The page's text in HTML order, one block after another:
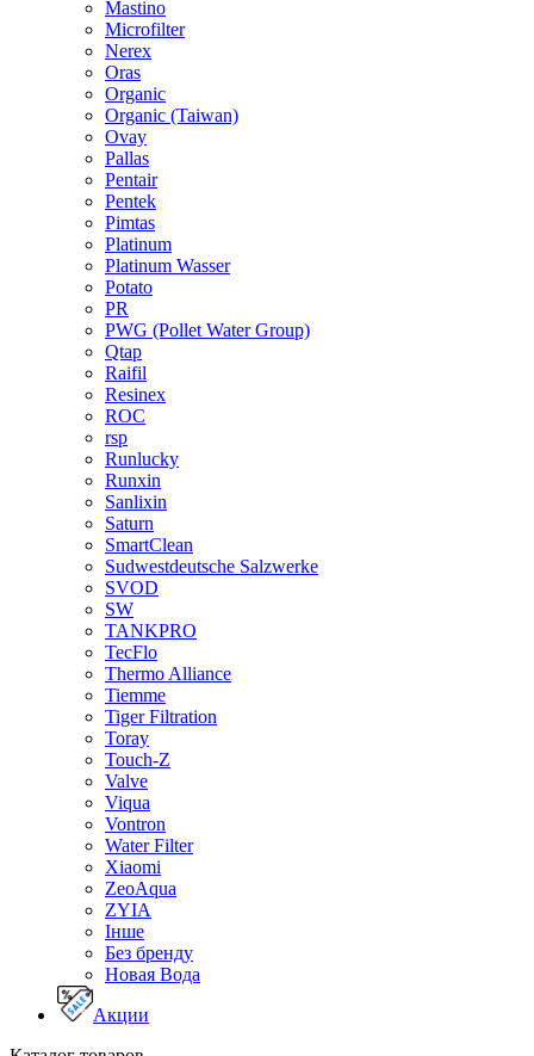
Mastino
Microfilter
Nerex
Oras
Organic
Organic (Taiwan)
Ovay
Pallas
Pentair
Pentek
Pimtas
Platinum
Platinum Wasser
Potato
PR
PWG (Pollet Water Group)
Qtap
Raifil
Resinex
ROC
rsp
Runlucky
Runxin
Sanlixin
Saturn
SmartClean
Sudwestdeutsche Salzwerke
SVOD
SW
TANKPRO
TecFlo
Thermo Alliance
Tiemme
Tiger Filtration
Toray
Touch-Z
Valve
Viqua
Vontron
Water Filter
Xiaomi
ZeoAqua
ZYIA
Інше
Без бренду
Новая Вода
Акции